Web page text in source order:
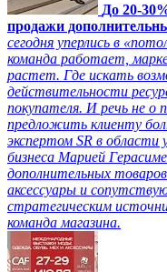
До 20-
продажи
сегодня уперлись в
команда работает,
растет. Где искать
действительности
покупателя. И речь не о
предложить клиенту
экспертом SR в области
бизнеса Марией
дополнительных
аксессуары и
стратегическим
команда магазина.